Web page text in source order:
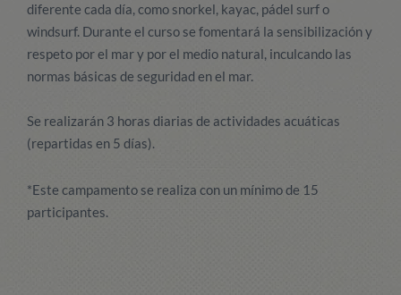
diferente cada día, como snorkel, kayac, pádel surf o
windsurf. Durante el curso se fomentará la sensibilización y
respeto por el mar y por el medio natural, inculcando las
normas básicas de seguridad en el mar.
Se realizarán 3 horas diarias de actividades acuáticas
(repartidas en 5 días).
*Este campamento se realiza con un mínimo de 15
participantes.